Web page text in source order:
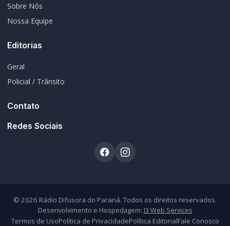
Sobre Nós
Nossa Equipe
Editorias
Geral
Policial / Trânsito
Contato
Redes Sociais
© 2026 Rádio Difusora do Paraná. Todos os direitos reservados.
Desenvolvimento e Hospedagem: I3 Web Services
Termos de UsoPolítica de PrivacidadePolítica EditorialFale Conosco